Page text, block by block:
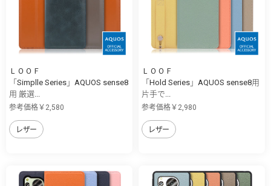
ＬＯＯＦ
「Simplle Series」AQUOS sense8
用 厳選...
参考価格￥2,580
レザー
ＬＯＯＦ
「Hold Series」AQUOS sense8用
片手で...
参考価格￥2,980
レザー